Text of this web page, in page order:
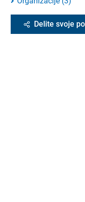
Delite svoje